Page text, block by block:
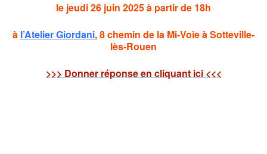
le jeudi 26 juin 2025 à partir de 18h
à l’Atelier Giordani, 8 chemin de la Mi-Voie à Sotteville-
lès-Rouen
>>> Donner réponse en cliquant ici <<<